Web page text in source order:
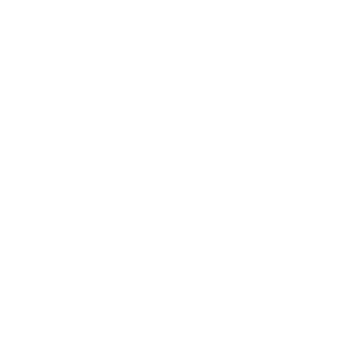
です。
ありません。
です。